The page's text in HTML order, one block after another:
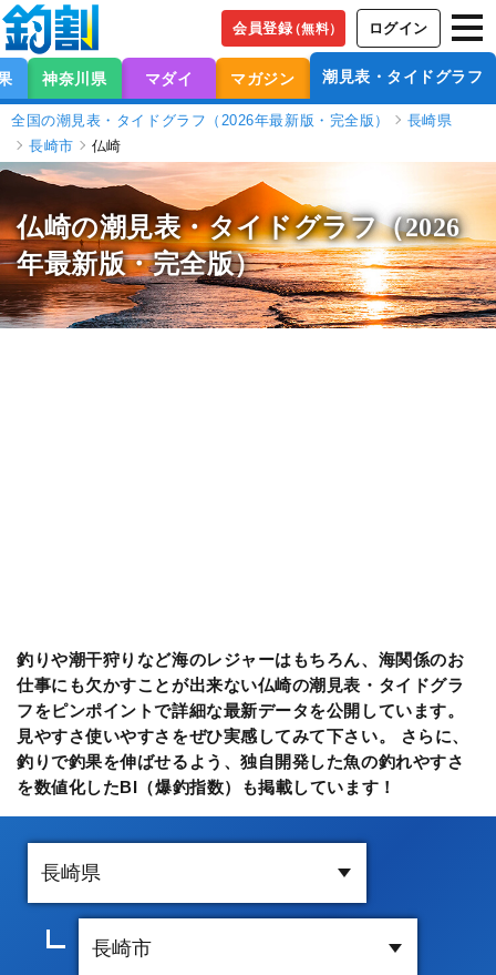
会員登録（無料） ログイン
神奈川県 マダイ マガジン 潮見表・タイドグラフ
全国の潮見表・タイドグラフ（2026年最新版・完全版）
長崎県
長崎市
仏崎
仏崎の潮見表・タイドグラフ（2026
年最新版・完全版）
釣りや潮干狩りなど海のレジャーはもちろん、海関係のお
仕事にも欠かすことが出来ない仏崎の潮見表・タイドグラ
フをピンポイントで詳細な最新データを公開しています。
見やすさ使いやすさをぜひ実感してみて下さい。 さらに、
釣りで釣果を伸ばせるよう、独自開発した魚の釣れやすさ
を数値化したBI（爆釣指数）も掲載しています！